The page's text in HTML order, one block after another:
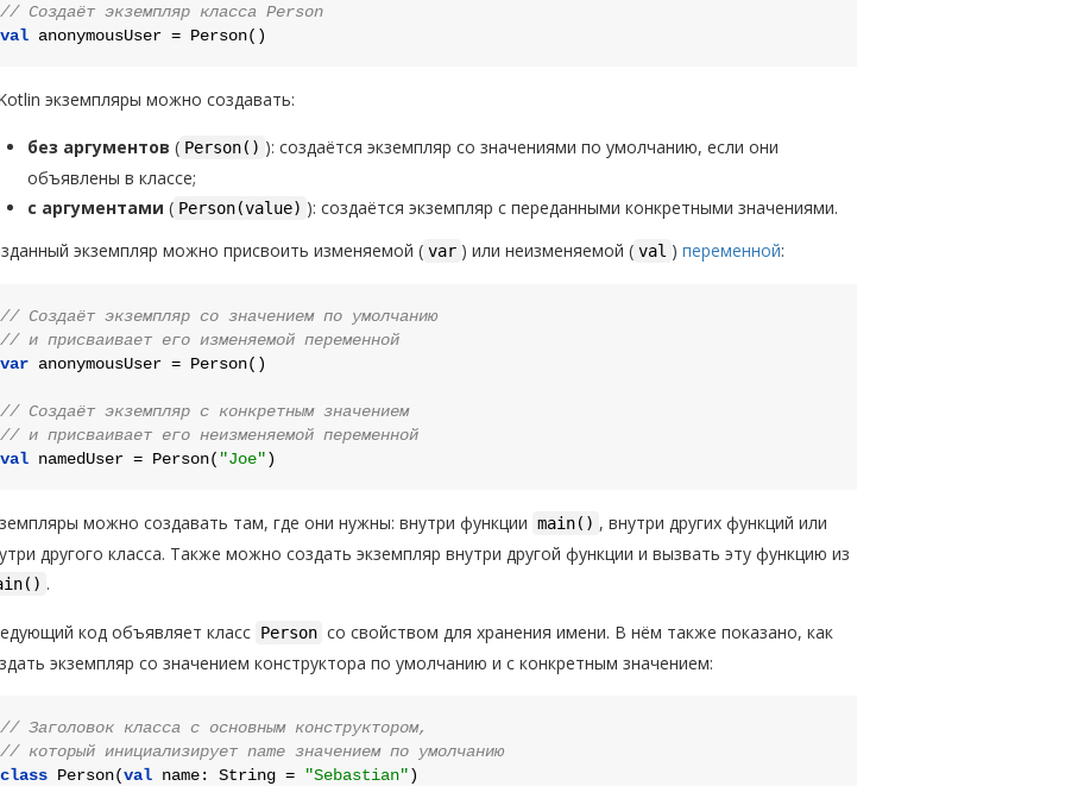
// Создаёт экземпляр класса Person
val
экземпляры можно создавать:
без аргументов ( Person() ): создаётся экземпляр со значениями по умолчанию, если они
объявлены в классе;
с аргументами ( Person(value) ): создаётся экземпляр с переданными конкретными значениями.
экземпляр можно присвоить изменяемой ( var ) или неизменяемой ( val ) переменной:
// Создаёт экземпляр со значением по умолчанию
// и присваивает его изменяемой переменной
var anonymousUser = Person()
// Создаёт экземпляр с конкретным значением
// и присваивает его неизменяемой переменной
val namedUser = Person( "Joe"
можно создавать там, где они нужны: внутри функции main() , внутри других функций или
другого класса. Также можно создать экземпляр внутри другой функции и вызвать эту функцию из
.
код объявляет класс Person со свойством для хранения имени. В нём также показано, как
экземпляр со значением конструктора по умолчанию и с конкретным значением:
// Заголовок класса с основным конструктором,
// который инициализирует name значением по умолчанию
class Person(val name: String = "Sebastian")